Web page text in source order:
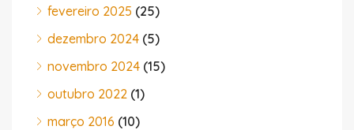
fevereiro 2025 (25)
dezembro 2024 (5)
novembro 2024 (15)
outubro 2022 (1)
março 2016 (10)